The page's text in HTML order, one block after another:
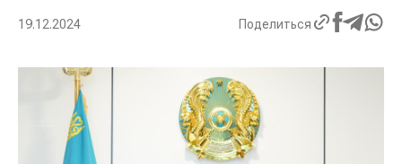
19.12.2024 Поделиться